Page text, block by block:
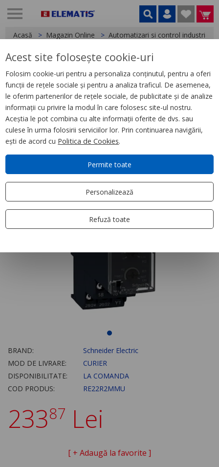
Acasă Magazin Online Automatizari si control industrial
< Relee
Releu Multifunctie, 24Vcc/24,
240 Vca, 2 I/D
BRAND:
Schneider Electric
MOD DE LIVRARE:
CURIER
DISPONIBILITATE:
LA COMANDA
COD PRODUS:
RE22R2MMU
23387 Lei
[ + Adaugă la favorite ]
Acest site folosește cookie-uri
Folosim cookie-uri pentru a personaliza conținutul, pentru a oferi
funcții de rețele sociale și pentru a analiza traficul. De asemenea,
le oferim partenerilor de rețele sociale, de publicitate și de analize
informații cu privire la modul în care folosesc site-ul nostru.
Aceștia le pot combina cu alte informații oferite de dvs. sau
culese în urma folosirii serviciilor lor. Prin continuarea navigării,
ești de acord cu Politica de Cookies.
Permite toate
Personalizează
Refuză toate